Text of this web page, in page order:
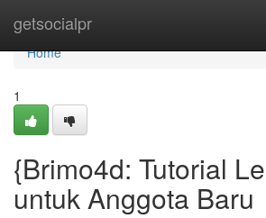
getsocialpr
Home
Home
1
{Brimo4d: Tutorial
untuk Anggota Baru